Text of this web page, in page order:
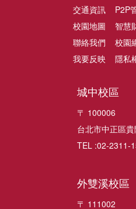
交通資訊
校園地圖
聯絡我們
我要反映
P2P
智慧
校園
隱私
城中校區
〒 100006
台北市中正區
TEL :02-2311-
外雙溪校區
〒 111002